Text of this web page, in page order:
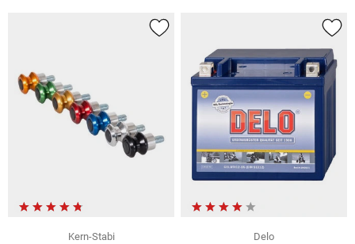
Kern-Stabi
Delo